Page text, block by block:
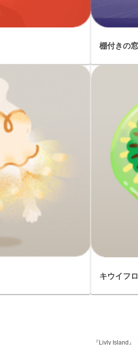
棚付きの
キウイフ
『Livly Island』